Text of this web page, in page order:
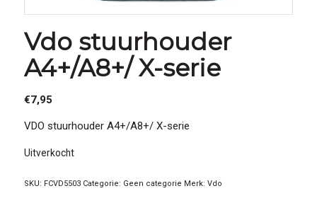
Vdo stuurhouder
A4+/A8+/ X-serie
€7,95
VDO stuurhouder A4+/A8+/ X-serie
Uitverkocht
SKU: FCVD5503 Categorie: Geen categorie Merk: Vdo